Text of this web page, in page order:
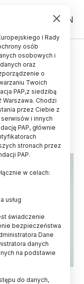
PL EN
-
11
i Rady
osób
osobowych i
oraz
o
Twoich
PAP,z siedzibą
Chodzi
przez Ciebie z
i innych
PAP, głównie
stronach przez
PAP.
w celach:
usług
świadczenie
bezpieczeństwa
Dane
danych
na podstawie
do danych,